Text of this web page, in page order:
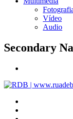
Vídeo
Audio
Secondary